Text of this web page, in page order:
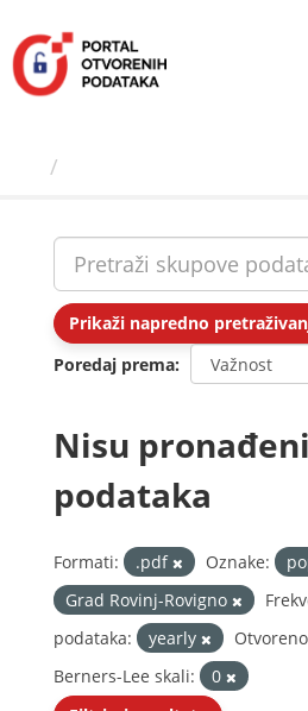
sadržaj
Prikaži napredno
Poredaj prema
Nisu
podataka
Formati: .pdf Oznake:
Grad Rovinj-Rovigno
podataka:
yearly
Berners-Lee skali:
0